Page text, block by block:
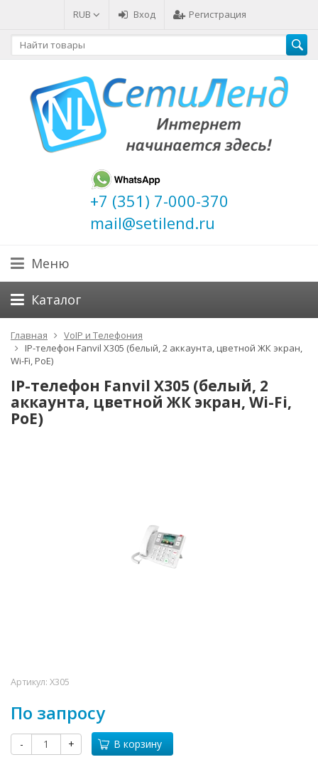
RUB Вход Регистрация
+7 (351) 7-000-370
mail@setilend.ru
Меню
Каталог
Главная
VoIP и Телефония
IP-телефон Fanvil X305 (белый, 2 аккаунта, цветной ЖК экран,
Wi-Fi, PoE)
IP-телефон Fanvil X305 (белый, 2
аккаунта, цветной ЖК экран, Wi-Fi,
PoE)
Артикул: X305
По запросу
- + В корзину